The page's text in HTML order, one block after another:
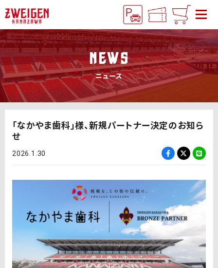
NEWS
ニュース
「なかやま歯科」様、新規パートナー決定のお知ら
せ
2026.1.30